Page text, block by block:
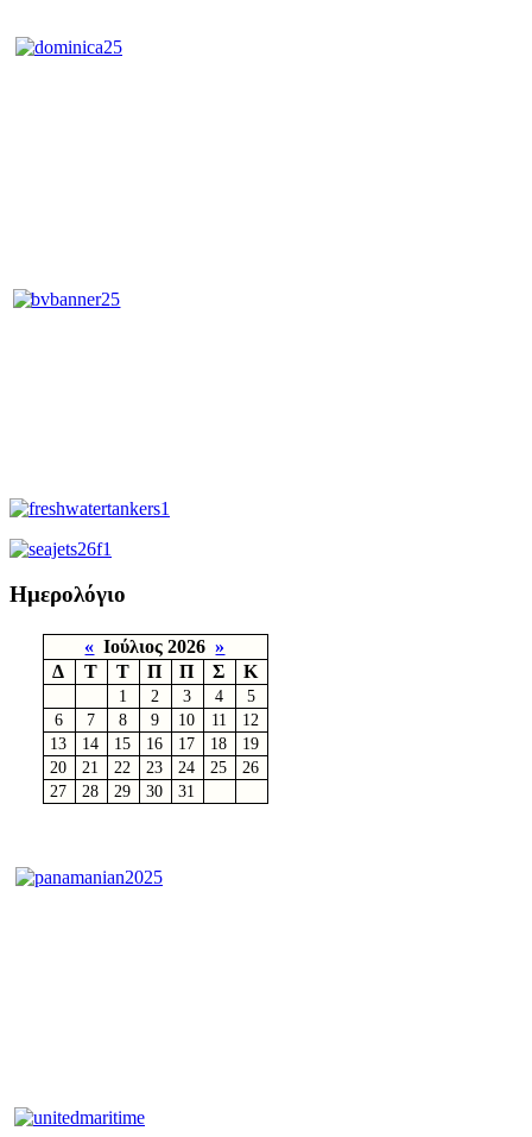
Ημερολόγιο
« Ιούλιος 2026»
Δ
Τ Τ Π Π Σ Κ
1 2 3 4
5
6
7 8 9 10 11
12
13
14 15 16 17 18
19
20
21 22 23 24 25
26
27
28 29 30 31